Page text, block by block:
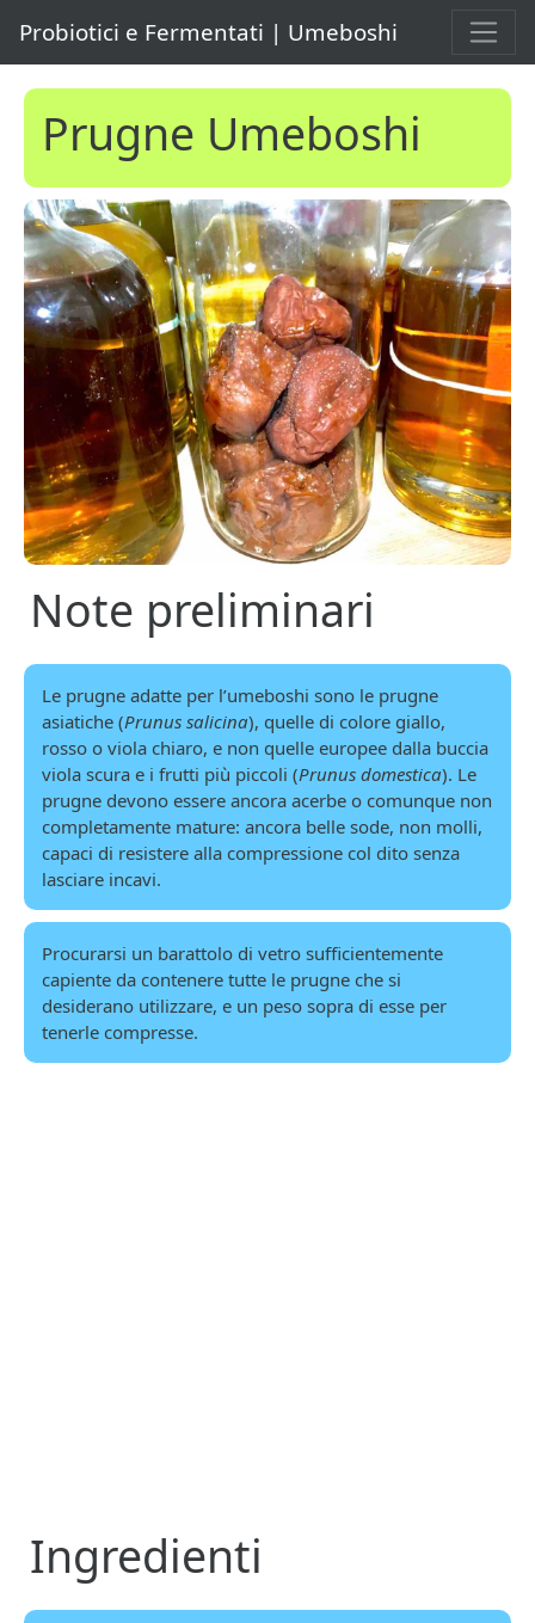
Probiotici e Fermentati | Umeboshi
Prugne Umeboshi
Note preliminari
Le prugne adatte per l’umeboshi sono le prugne
asiatiche (Prunus salicina), quelle di colore giallo,
rosso o viola chiaro, e non quelle europee dalla buccia
viola scura e i frutti più piccoli (Prunus domestica). Le
prugne devono essere ancora acerbe o comunque non
completamente mature: ancora belle sode, non molli,
capaci di resistere alla compressione col dito senza
lasciare incavi.
Procurarsi un barattolo di vetro sufficientemente
capiente da contenere tutte le prugne che si
desiderano utilizzare, e un peso sopra di esse per
tenerle compresse.
Ingredienti